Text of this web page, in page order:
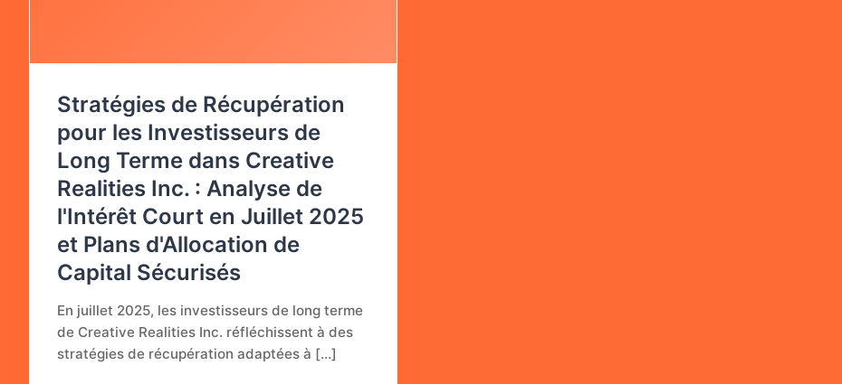
Stratégies de Récupération
pour les Investisseurs de
Long Terme dans Creative
Realities Inc. : Analyse de
l'Intérêt Court en Juillet 2025
et Plans d'Allocation de
Capital Sécurisés
En juillet 2025, les investisseurs de long terme
de Creative Realities Inc. réfléchissent à des
stratégies de récupération adaptées à […]